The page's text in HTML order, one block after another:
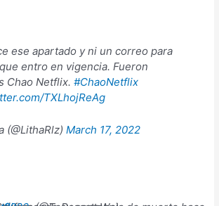
ese apartado y ni un correo para
entro en vigencia. Fueron
Chao Netflix.#ChaoNetflix
TXLhojReAg
(@LithaRlz)March 17, 2022